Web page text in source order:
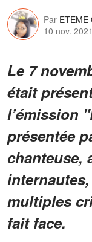
Par ETEME
10 nov. 2021
Le 7
était
l’émission
présentée
chanteuse,
multiples
fait face.